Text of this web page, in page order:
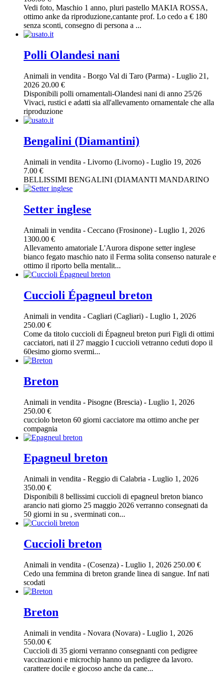
Vedi foto, Maschio 1 anno, pluri pastello MAKIA ROSSA,
ottimo anke da riproduzione,cantante prof. Lo cedo a € 180
senza sconti, consegno di persona a ...
Polli Olandesi nani
Animali in vendita - Borgo Val di Taro (Parma) - Luglio 21,
2026 20.00 €
Disponibili polli ornamentali-Olandesi nani di anno 25/26
Vivaci, rustici e adatti sia all'allevamento ornamentale che alla
riproduzione
Bengalini (Diamantini)
Animali in vendita - Livorno (Livorno) - Luglio 19, 2026
7.00 €
BELLISSIMI BENGALINI (DIAMANTI MANDARINO
Setter inglese
Animali in vendita - Ceccano (Frosinone) - Luglio 1, 2026
1300.00 €
Allevamento amatoriale L'Aurora dispone setter inglese
bianco fegato maschio nato il Ferma solita consenso naturale e
ottimo il riporto bella mentalit...
Cuccioli Épagneul breton
Animali in vendita - Cagliari (Cagliari) - Luglio 1, 2026
250.00 €
Come da titolo cuccioli di Épagneul breton puri Figli di ottimi
cacciatori, nati il 27 maggio I cuccioli vetranno ceduti dopo il
60esimo giorno svermi...
Breton
Animali in vendita - Pisogne (Brescia) - Luglio 1, 2026
250.00 €
cucciolo breton 60 giorni cacciatore ma ottimo anche per
compagnia
Epagneul breton
Animali in vendita - Reggio di Calabria - Luglio 1, 2026
350.00 €
Disponibili 8 bellissimi cuccioli di epagneul breton bianco
arancio nati giorno 25 maggio 2026 verranno consegnati da
50 giorni in su , sverminati con...
Cuccioli breton
Animali in vendita - (Cosenza) - Luglio 1, 2026 250.00 €
Cedo una femmina di breton grande linea di sangue. Inf nati
scodati
Breton
Animali in vendita - Novara (Novara) - Luglio 1, 2026
550.00 €
Cuccioli di 35 giorni verranno consegnanti con pedigree
vaccinazioni e microchip hanno un pedigree da lavoro.
carattere docile e giocoso anche da cane...